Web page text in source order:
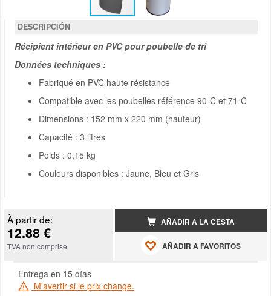
DESCRIPCIÓN
Récipient intérieur en PVC pour poubelle de tri
Données techniques :
Fabriqué en PVC haute résistance
Compatible avec les poubelles référence 90-C et 71-C
Dimensions : 152 mm x 220 mm (hauteur)
Capacité : 3 litres
Poids : 0,15 kg
Couleurs disponibles : Jaune, Bleu et Gris
À partir de:
12.88 €
TVA non comprise
AÑADIR A LA CESTA
AÑADIR A FAVORITOS
Entrega en 15 días
M'avertir si le prix change.